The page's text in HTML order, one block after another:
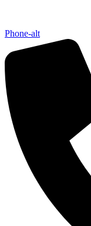
Phone-alt